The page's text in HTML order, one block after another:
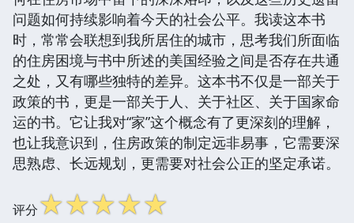
问题如何持续影响着今天的社会公平。我读这本书
时，常常会联想到我所居住的城市，思考我们所面临
的住房困境与书中所述的美国经验之间是否存在共通
之处，又有哪些独特的差异。这本书不仅是一部关于
政策的书，更是一部关于人、关于社区、关于国家命
运的书。它让我对“家”这个概念有了更深刻的理解，
也让我意识到，住房政策的制定远非易事，它需要深
思熟虑、长远规划，更需要对社会公正的坚定承诺。
评分☆☆☆☆☆